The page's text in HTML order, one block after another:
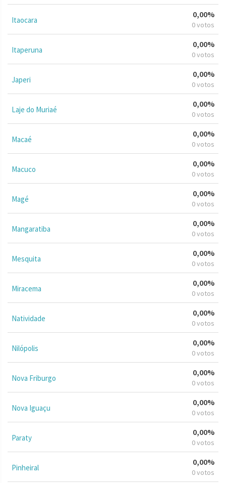
Itaocara
0,00%
0 votos
Itaperuna
0,00%
0 votos
Japeri
0,00%
0 votos
Laje do Muriaé
0,00%
0 votos
Macaé
0,00%
0 votos
Macuco
0,00%
0 votos
Magé
0,00%
0 votos
Mangaratiba
0,00%
0 votos
Mesquita
0,00%
0 votos
Miracema
0,00%
0 votos
Natividade
0,00%
0 votos
Nilópolis
0,00%
0 votos
Nova Friburgo
0,00%
0 votos
Nova Iguaçu
0,00%
0 votos
Paraty
0,00%
0 votos
Pinheiral
0,00%
0 votos